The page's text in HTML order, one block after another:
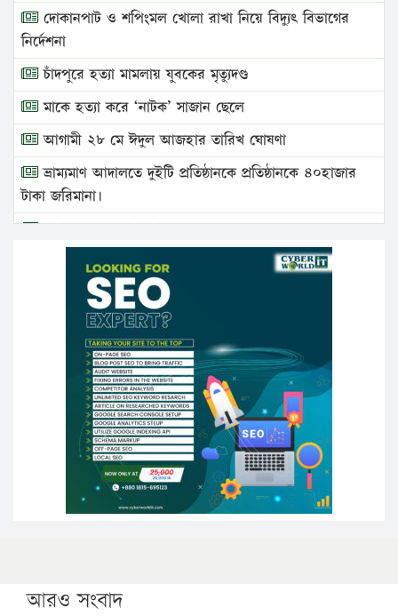
দোকানপাট ও শপিংমল খোলা রাখা নিয়ে বিদ্যুৎ বিভাগের
নির্দেশনা
চাঁদপুরে হত্যা মামলায় যুবকের মৃত্যুদণ্ড
মাকে হত্যা করে ‘নাটক’ সাজান ছেলে
আগামী ২৮ মে ঈদুল আজহার তারিখ ঘোষণা
ভ্রাম্যমাণ আদালতে দুইটি প্রতিষ্ঠানকে প্রতিষ্ঠানকে ৪০হাজার
টাকা জরিমানা।
এবার লঞ্চের ভাড়া বাড়ল
১৭ থেকে ২১ শতাংশ বিদ্যুতের দাম বাড়ানোর প্রস্তাব পিডিবির
১৬ মে চাঁদপুর ও ২৫ মে ফেনী সফরে যাবেন প্রধানমন্ত্রী
উচ্চশিক্ষায় গৌরবময় অর্জন: পূর্ণ স্কলারশিপে যুক্তরাষ্ট্রে
পিএইচডি করছেন কুয়েটের কৃতি…
সারা দেশে বজ্রাঘাতে ১৪ জনের প্রাণহানি
কঠোর হচ্ছে এসএসসি ও এইচএসসি পরীক্ষা
ফরিদগঞ্জে আগুনে পুড়লো ৬ ব্যবসা প্রতিষ্ঠান
আরও সংবাদ